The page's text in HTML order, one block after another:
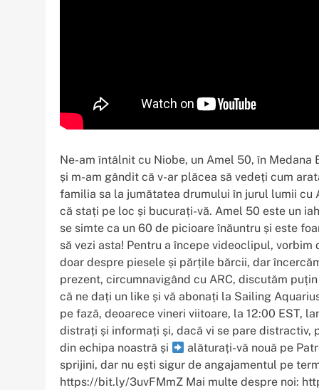
Ne-am întâlnit cu Niobe, un Amel 50, în
și m-am gândit că v-ar plăcea să vedeți cum
familia sa la jumătatea drumului în jurul lumii cu
că stați pe loc și bucurați-vă. Amel 50 este un
se simte ca un 60 de picioare înăuntru și este
să vezi asta! Pentru a începe videoclipul,
doar despre piesele și părțile bărcii, dar
prezent, circumnavigând cu ARC, discutăm
că ne dați un like și vă abonați la Sailing
pe fază, deoarece vineri viitoare, la 12:00 EST,
distrați și informați și, dacă vi se pare
din echipa noastră și
alăturați-vă nouă pe
sprijini, dar nu ești sigur de angajamentul pe
https://bit.ly/3uvFMmZ Mai multe despre noi: